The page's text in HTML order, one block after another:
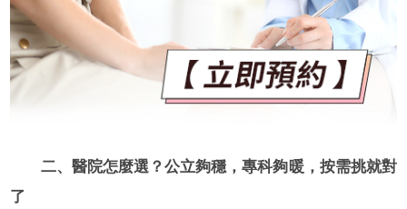
二、醫院怎麼選？公立夠穩，專科夠暖，按需挑就對
了